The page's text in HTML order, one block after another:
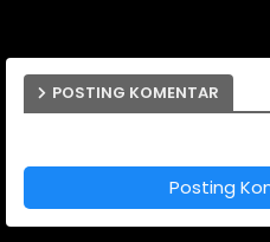
POSTING KOMENTAR
Posting